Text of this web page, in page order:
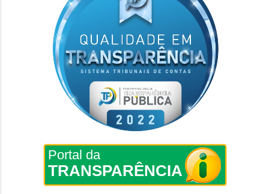
Portal da
TRANSPARÊNCIA